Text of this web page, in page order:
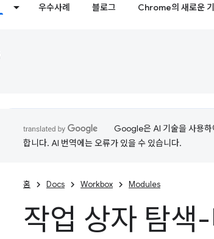
우수사례 블로그 Chrome의 새로운
Google은 AI 기술을 사용하
합니다. AI 번역에는 오류가 있을 수 있습니다.
홈 Docs Workbox Modules
작업 상자 탐색